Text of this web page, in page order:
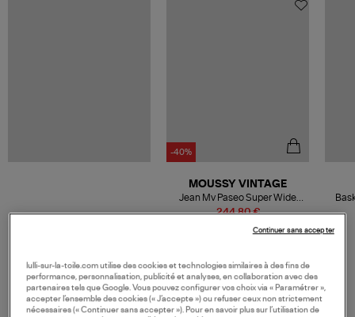
-40%
244,80 €
MOUSSY VINTAGE
Jean Mv Paseo Super Wide
Pants Light Black
VOS DERNIERS PRODUITS VUS
lulli-sur-la-toile.com utilise des cookies et technologies similaires à des fins de
performance, personnalisation, publicité et analyses, en collaboration avec des
partenaires tels que Google. Vous pouvez configurer vos choix via « Paramétrer »,
accepter l’ensemble des cookies (« J’accepte ») ou refuser ceux non strictement
nécessaires (« Continuer sans accepter »). Pour en savoir plus sur l’utilisation de
Continuer sans accepter